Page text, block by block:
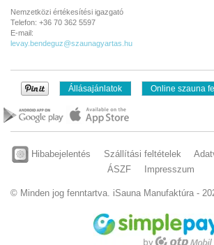
Nemzetközi értékesítési igazgató
Telefon: +36 70 362 5597
E-mail:
levay.bendeguz@szaunagyartas.hu
Állásajánlatok Online szauna
Hibabejelentés Szállítási feltételek
ÁSZF
Impresszum
© Minden jog fenntartva. iSauna Manufaktúra -